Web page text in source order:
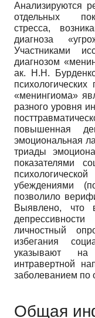
Анализируются
отдельных
стресса,
диагноза
Участниками
диагнозом
ак. Н.Н.
психологических
«менингиома»
разного уровня
повышенная
эмоциональная
триады
показателями
убеждениями
позволило
Выявлено, что
личностный
избегания
указывают на
интравертной
заболеванием по
Общая